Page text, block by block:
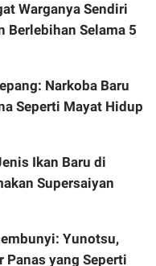
Warganya Sendiri
Berlebihan Selama 5
Narkoba Baru
Seperti Mayat Hidup
Ikan Baru di
Supersaiyan
Yunotsu,
Panas yang Seperti